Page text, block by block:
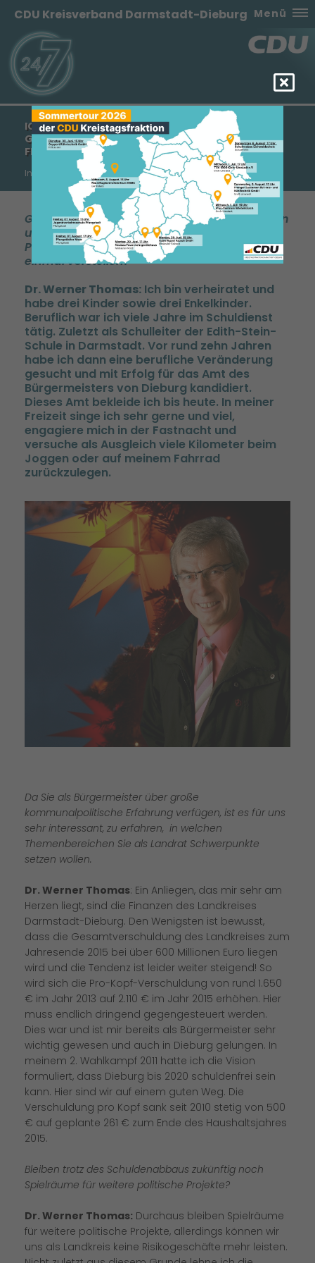
CDU Kreisverband Darmstadt-Dieburg Menü
ICH MÖCHTE DEM LANDKREIS EIN ANDERES
GESICHT ANBIETEN - SCHWERPUNKTE AUF DER
FINANZ- UND SCHULPOLITIK
Interview mit Landratskandidat Dr. Werner Thomas
Guten Tag Herr Dr. Thomas, unsere Leserinnen
und Leser interessieren sich sehr für Sie als
Person. Würden Sie sich daher bitte kurz
einmal vorstellen?
Dr. Werner Thomas: Ich bin verheiratet und
habe drei Kinder sowie drei Enkelkinder.
Beruflich war ich viele Jahre im Schuldienst
tätig. Zuletzt als Schulleiter der Edith-Stein-
Schule in Darmstadt. Vor rund zehn Jahren
habe ich dann eine berufliche Veränderung
gesucht und mit Erfolg für das Amt des
Bürgermeisters von Dieburg kandidiert.
Dieses Amt bekleide ich bis heute. In meiner
Freizeit singe ich sehr gerne und viel,
engagiere mich in der Fastnacht und
versuche als Ausgleich viele Kilometer beim
Joggen oder auf meinem Fahrrad
zurückzulegen.
Da Sie als Bürgermeister über große
kommunalpolitische Erfahrung verfügen, ist es für uns
sehr interessant, zu erfahren, in welchen
Themenbereichen Sie als Landrat Schwerpunkte
setzen wollen.
Dr. Werner Thomas: Ein Anliegen, das mir sehr am
Herzen liegt, sind die Finanzen des Landkreises
Darmstadt-Dieburg. Den Wenigsten ist bewusst,
dass die Gesamtverschuldung des Landkreises zum
Jahresende 2015 bei über 600 Millionen Euro liegen
wird und die Tendenz ist leider weiter steigend! So
wird sich die Pro-Kopf-Verschuldung von rund 1.650
im Jahr 2013 auf 2.110 € im Jahr 2015 erhöhen. Hier
muss endlich dringend gegengesteuert werden.
Dies war und ist mir bereits als Bürgermeister sehr
wichtig gewesen und auch in Dieburg gelungen. In
meinem 2. Wahlkampf 2011 hatte ich die Vision
formuliert, dass Dieburg bis 2020 schuldenfrei sein
kann. Hier sind wir auf einem guten Weg. Die
Verschuldung pro Kopf sank seit 2010 stetig von 500
auf geplante 261 € zum Ende des Haushaltsjahres
2015.
Bleiben trotz des Schuldenabbaus zukünftig noch
Spielräume für weitere politische Projekte?
Dr. Werner Thomas: Durchaus bleiben Spielräume
für weitere politische Projekte, allerdings können wir
uns als Landkreis keine Risikogeschäfte mehr leisten.